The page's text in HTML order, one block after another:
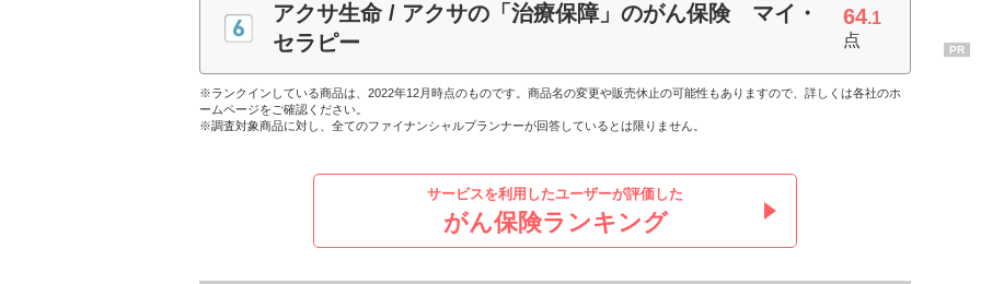
アクサ生命 / アクサの「治療保障」のがん保険 マイ・
セラピー
64.1
点
※ランクインしている商品は、2022年12月時点のものです。商品名の変更や販売休止の可能性もありますので、詳しくは各社のホ
ームページをご確認ください。
※調査対象商品に対し、全てのファイナンシャルプランナーが回答しているとは限りません。
サービスを利用したユーザーが評価した
がん保険ランキング
PR